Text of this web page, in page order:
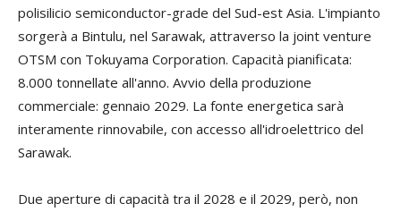
polisilicio semiconductor-grade del Sud-est Asia. L'impianto
sorgerà a Bintulu, nel Sarawak, attraverso la joint venture
OTSM con Tokuyama Corporation. Capacità pianificata:
8.000 tonnellate all'anno. Avvio della produzione
commerciale: gennaio 2029. La fonte energetica sarà
interamente rinnovabile, con accesso all'idroelettrico del
Sarawak.
Due aperture di capacità tra il 2028 e il 2029, però, non